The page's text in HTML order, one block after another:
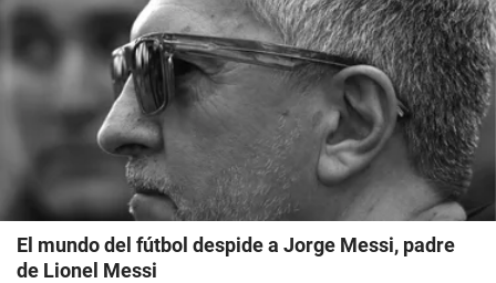
El mundo del fútbol despide a Jorge Messi, padre
de Lionel Messi